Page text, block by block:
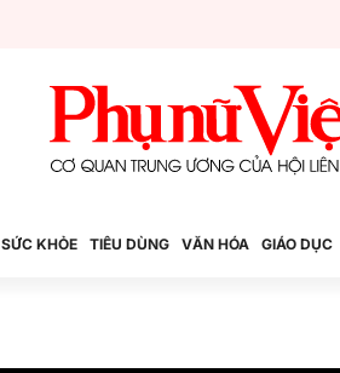
SỨC KHỎE TIÊU DÙNG VĂN HÓA GIÁO DỤC